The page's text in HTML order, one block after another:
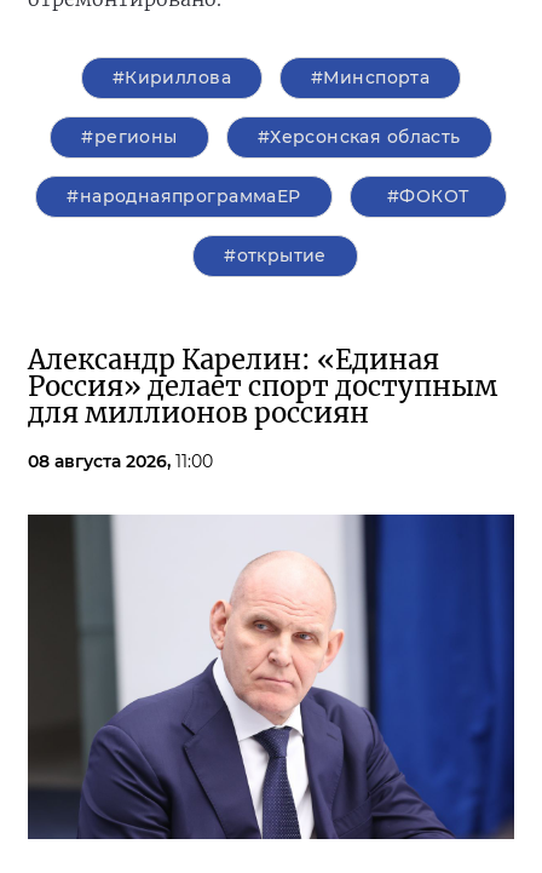
#Кириллова #Минспорта
#регионы #Херсонская область
#народнаяпрограммаЕР #ФОКОТ
#открытие
Александр Карелин: «Единая
Россия» делает спорт доступным
для миллионов россиян
08 августа 2026, 11:00